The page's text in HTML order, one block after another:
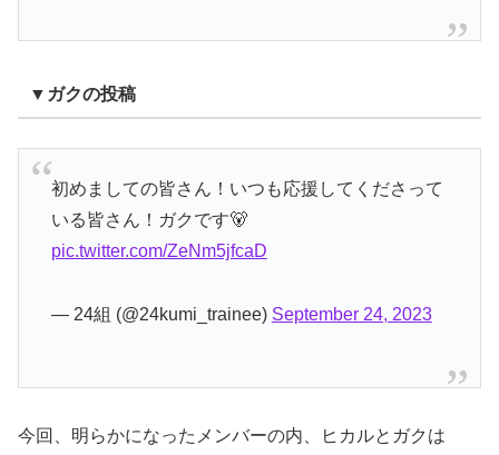
▼ガクの投稿
初めましての皆さん！いつも応援してくださって
いる皆さん！ガクです🐻
pic.twitter.com/ZeNm5jfcaD
— 24組 (@24kumi_trainee) September 24, 2023
今回、明らかになったメンバーの内、ヒカルとガクは